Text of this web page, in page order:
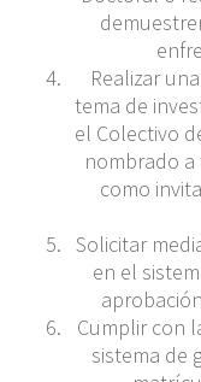
Realizar
tema de
el Colectivo
nombrado
como
Solicitar
en el
Cumplir con
sistema de